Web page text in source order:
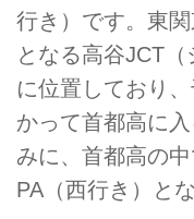
行き）です。東
となる高谷JCT
に位置しており
かって首都高に
みに、首都高の中
PA（西行き）と